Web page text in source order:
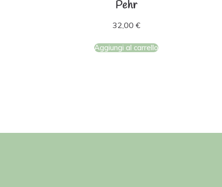
Pehr
32,00 €
Aggiungi al carrello